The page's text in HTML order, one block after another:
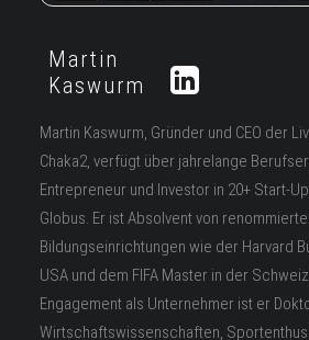
Martin
Kaswurm
Martin Kaswurm, Gründer und CEO der
Chaka2, verfügt über jahrelange
Entrepreneur und Investor in 20+ Start-
Globus. Er ist Absolvent von
Bildungseinrichtungen wie der Harvard
USA und dem FIFA Master in der
Engagement als Unternehmer ist er
Wirtschaftswissenschaften,